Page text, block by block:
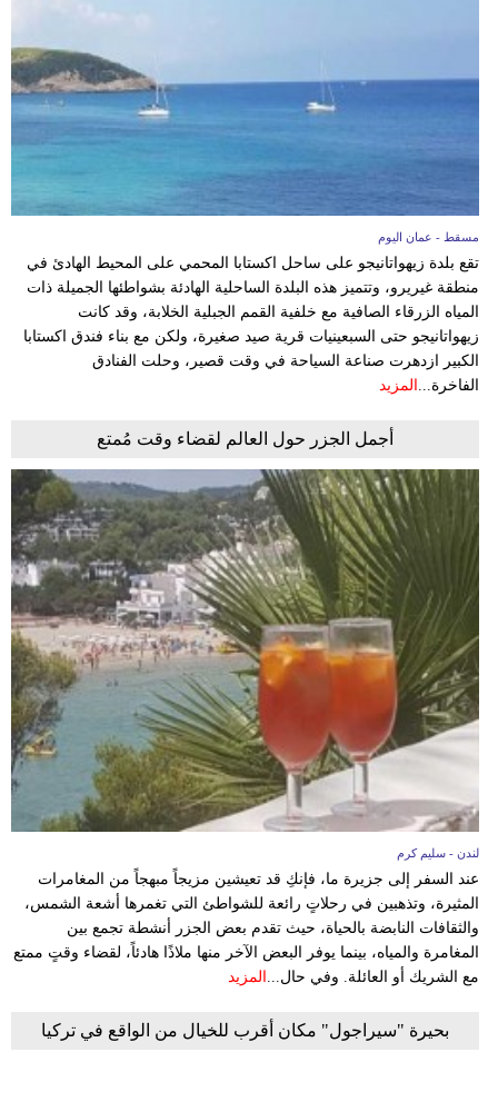
فيديو
سيارات
مسقط - عمان اليوم
تقع بلدة زيهواتانيجو على ساحل اكستابا المحمي على المحيط الهادئ في
منطقة غيريرو، وتتميز هذه البلدة الساحلية الهادئة بشواطئها الجميلة ذات
المياه الزرقاء الصافية مع خلفية القمم الجبلية الخلابة، وقد كانت
زيهواتانيجو حتى السبعينيات قرية صيد صغيرة، ولكن مع بناء فندق اكستابا
الكبير ازدهرت صناعة السياحة في وقت قصير، وحلت الفنادق
الفاخرة...
المزيد
أجمل الجزر حول العالم لقضاء وقت مُمتع
لندن - سليم كرم
عند السفر إلى جزيرة ما، فإنكِ قد تعيشين مزيجاً مبهجاً من المغامرات
المثيرة، وتذهبين في رحلاتٍ رائعة للشواطئ التي تغمرها أشعة الشمس،
والثقافات النابضة بالحياة، حيث تقدم بعض الجزر أنشطة تجمع بين
المغامرة والمياه، بينما يوفر البعض الآخر منها ملاذًا هادئاً، لقضاء وقتٍ ممتع
مع الشريك أو العائلة. وفي حال... المزيد
بحيرة "سيراجول" مكان أقرب للخيال من الواقع في تركيا